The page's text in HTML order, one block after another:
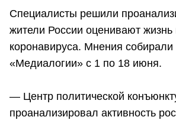
Специалисты решили
жители России оценивают жизнь
коронавируса. Мнения
«Медиалогии» с 1 по 18 июня.
— Центр политической
проанализировал активность